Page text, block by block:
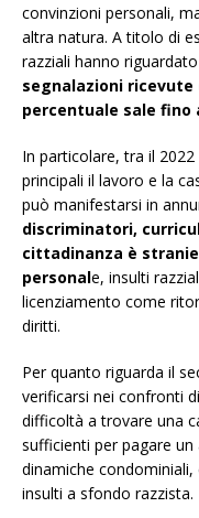
convinzioni personali,
altra natura. A titolo di
razziali hanno riguardato
segnalazioni ricevute
percentuale sale fino
In particolare, tra il
principali il lavoro e la
può manifestarsi in
discriminatori,
cittadinanza è
personale, insulti
licenziamento come
diritti.
Per quanto riguarda il
verificarsi nei confronti
difficoltà a trovare una
sufficienti per pagare
dinamiche
insulti a sfondo razzista.